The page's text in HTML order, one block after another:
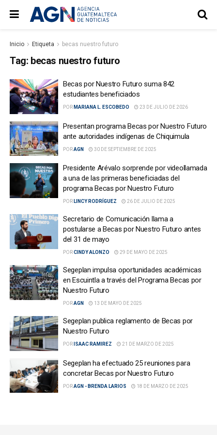
Inicio Etiqueta becas nuestro futuro
Tag: becas nuestro futuro
Becas por Nuestro Futuro suma 842
estudiantes beneficiados
POR MARIANA L. ESCOBEDO 23 DE JULIO DE 2026
Presentan programa Becas por Nuestro Futuro
ante autoridades indígenas de Chiquimula
PORAGN 30 DE SEPTIEMBRE DE 2025
Presidente Arévalo sorprende por videollamada
a una de las primeras beneficiadas del
programa Becas por Nuestro Futuro
POR LINCY RODRÍGUEZ 26 DE JULIO DE 2025
Secretario de Comunicación llama a
postularse a Becas por Nuestro Futuro antes
del 31 de mayo
PORCINDY ALONZO 29 DE MAYO DE 2025
Segeplan impulsa oportunidades académicas
en Escuintla a través del Programa Becas por
Nuestro Futuro
PORAGN 13 DE MAYO DE 2025
Segeplan publica reglamento de Becas por
Nuestro Futuro
POR ISAAC RAMIREZ 21 DE MARZO DE 2025
Segeplan ha efectuado 25 reuniones para
concretar Becas por Nuestro Futuro
PORAGN - BRENDA LARIOS 18 DE MARZO DE 2025